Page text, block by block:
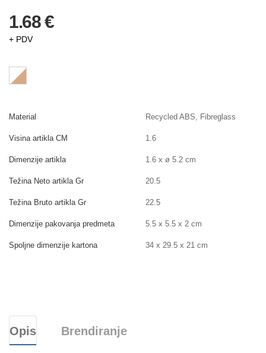
1.68 €
+ PDV
Material Recycled ABS, Fibreglass
Visina artikla CM 1.6
Dimenzije artikla 1.6 x ø 5.2 cm
Težina Neto artikla Gr 20.5
Težina Bruto artikla Gr 22.5
Dimenzije pakovanja predmeta 5.5 x 5.5 x 2 cm
Spoljne dimenzije kartona 34 x 29.5 x 21 cm
Opis Brendiranje